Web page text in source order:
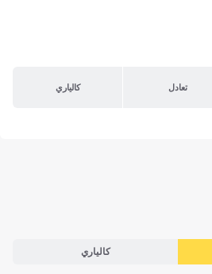
تعادل كالياري
كالياري